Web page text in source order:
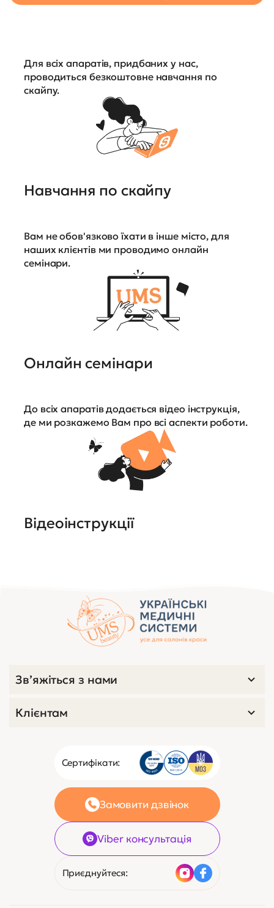
Для всіх апаратів, придбаних у нас,
проводиться безкоштовне навчання по
скайпу.
Навчання по скайпу
Вам не обов'язково їхати в інше місто, для
наших клієнтів ми проводимо онлайн
семінари.
Онлайн семінари
До всіх апаратів додається відео інструкція,
де ми розкажемо Вам про всі аспекти роботи.
Відеоінструкції
Сертифікати:
Замовити дзвінок
Viber консультація
Приєднуйтеся:
Зв’яжіться з нами
Клієнтам